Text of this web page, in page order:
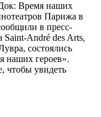
Время наших
Парижа в
в пресс-
Saint-André des Arts,
состоялись
наших героев».
чтобы увидеть